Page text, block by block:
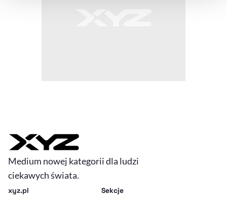
Medium nowej kategorii dla ludzi
ciekawych świata.
xyz.pl Sekcje